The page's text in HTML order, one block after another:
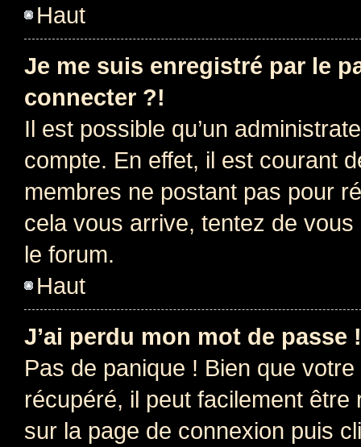
Haut
Je me suis enregistré par le
connecter ?!
Il est possible qu’un
compte. En effet, il est courant
membres ne postant pas pour
cela vous arrive, tentez de
le forum.
Haut
J’ai perdu mon mot de passe !
Pas de panique ! Bien que
récupéré, il peut facilement
sur la page de connexion puis